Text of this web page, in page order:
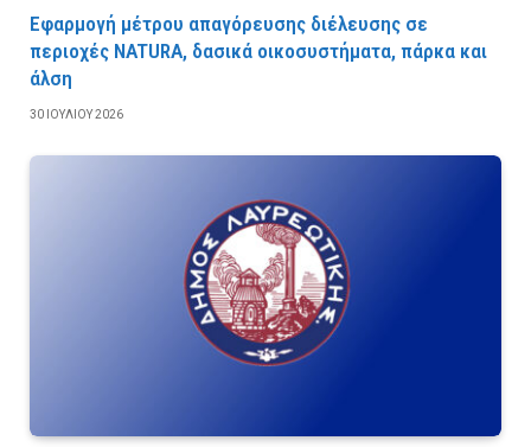
Εφαρμογή μέτρου απαγόρευσης διέλευσης σε
περιοχές NATURA, δασικά οικοσυστήματα, πάρκα και
άλση
30 ΙΟΥΛΊΟΥ 2026